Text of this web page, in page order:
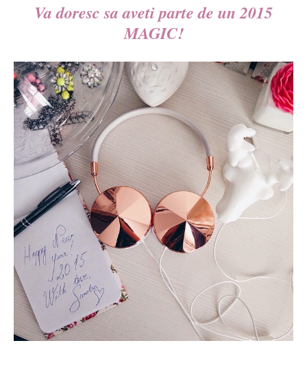
Va doresc sa aveti parte de un 2015
MAGIC!